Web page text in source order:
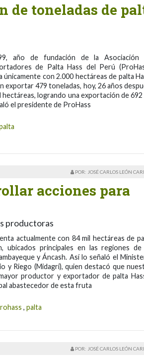
de toneladas de
año de fundación de la Asociación
de Palta Hass del Perú
con 2.000 hectáreas de palta
exportar 479 toneladas, hoy, 26 años
hectáreas, logrando una exportación de 692
el presidente de ProHass
POR: JOSÉ CARLOS LEÓN
acciones para
productoras
actualmente con 84 mil hectáreas de
ubicados principales en las regiones de
y Áncash. Así lo señaló el
y Riego (Midagri), quien destacó que
productor y exportador de palta
abastecedor de esta fruta
, palta
POR: JOSÉ CARLOS LEÓN